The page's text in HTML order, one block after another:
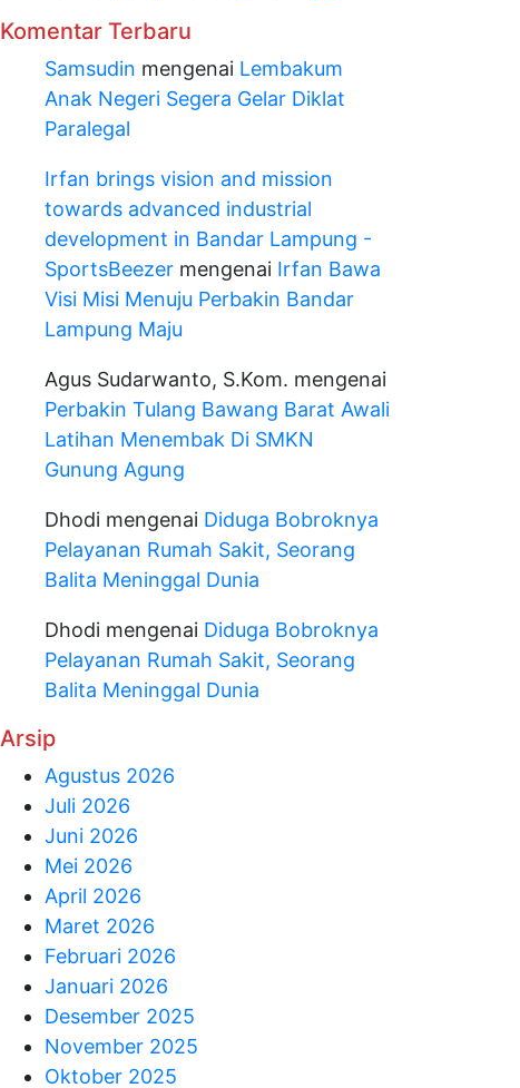
Komentar Terbaru
Samsudin mengenai Lembakum
Anak Negeri Segera Gelar Diklat
Paralegal
Irfan brings vision and mission
towards advanced industrial
development in Bandar Lampung -
SportsBeezer mengenai Irfan Bawa
Visi Misi Menuju Perbakin Bandar
Lampung Maju
Agus Sudarwanto, S.Kom. mengenai
Perbakin Tulang Bawang Barat Awali
Latihan Menembak Di SMKN
Gunung Agung
Dhodi mengenai Diduga Bobroknya
Pelayanan Rumah Sakit, Seorang
Balita Meninggal Dunia
Dhodi mengenai Diduga Bobroknya
Pelayanan Rumah Sakit, Seorang
Balita Meninggal Dunia
Arsip
Agustus 2026
Juli 2026
Juni 2026
Mei 2026
April 2026
Maret 2026
Februari 2026
Januari 2026
Desember 2025
November 2025
Oktober 2025